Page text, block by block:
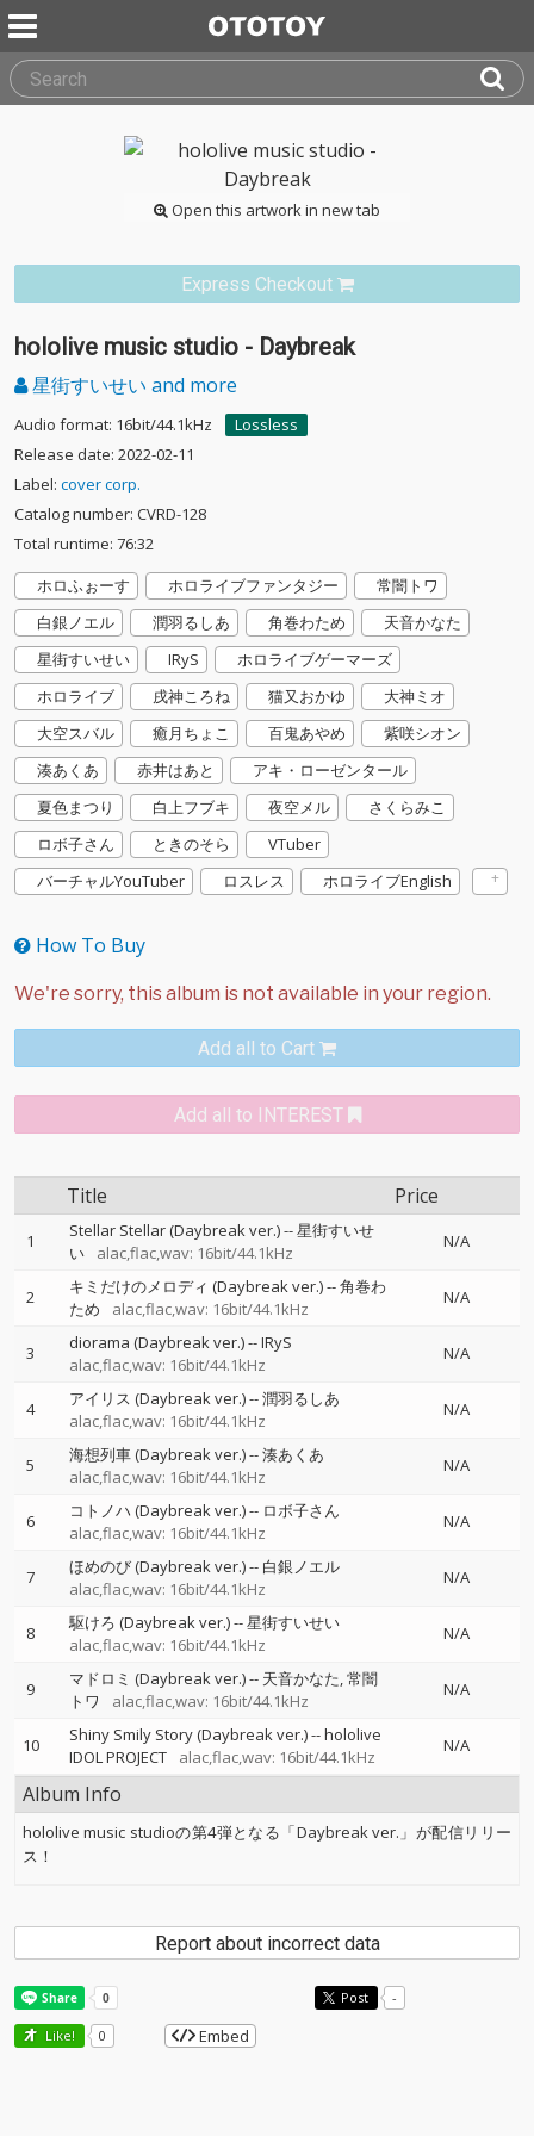
Open this artwork in new tab
Express Checkout
hololive music studio - Daybreak
星街すいせい and more
Audio format: 16bit/44.1kHz
Lossless
Release date: 2022-02-11
Label: cover corp.
Catalog number: CVRD-128
Total runtime: 76:32
ホロふぉーす
ホロライブファンタジー
常闇トワ
白銀ノエル
潤羽るしあ 角巻わため
天音かなた
星街すいせい
IRyS
ホロライブゲーマーズ
ホロライブ
戌神ころね 猫又おかゆ
大神ミオ
大空スバル
癒月ちょこ 百鬼あやめ
紫咲シオン
湊あくあ
赤井はあと
アキ・ローゼンタール
夏色まつり
白上フブキ 夜空メル
さくらみこ
ロボ子さん
ときのそら
VTuber
バーチャルYouTuber
ロスレス ホロライブEnglish
How To Buy
Add all to Cart
Add all to INTEREST
Title Price
1 Stellar Stellar (Daybreak ver.)--星街すいせ
い
alac,flac,wav: 16bit/44.1kHz
N/A
2 キミだけのメロディ (Daybreak ver.)--角巻わ
ため
alac,flac,wav: 16bit/44.1kHz
N/A
3 diorama (Daybreak ver.)--IRyS
alac,flac,wav: 16bit/44.1kHz
N/A
4 アイリス (Daybreak ver.)--潤羽るしあ
alac,flac,wav: 16bit/44.1kHz
N/A
5 海想列車 (Daybreak ver.)--湊あくあ
alac,flac,wav: 16bit/44.1kHz
N/A
6 コトノハ (Daybreak ver.)-- ロボ子さん
alac,flac,wav: 16bit/44.1kHz
N/A
7 ほめのび (Daybreak ver.)-- 白銀ノエル
alac,flac,wav: 16bit/44.1kHz
N/A
8 駆けろ (Daybreak ver.)--星街すいせい
alac,flac,wav: 16bit/44.1kHz
N/A
9 マドロミ (Daybreak ver.)-- 天音かなた 常闇
トワ
alac,flac,wav: 16bit/44.1kHz
N/A
10 Shiny Smily Story (Daybreak ver.)--hololive
IDOL PROJECT
alac,flac,wav: 16bit/44.1kHz
N/A
Album Info
hololive music studioの第4弾となる「Daybreak ver.」が配信リリー
ス！
Report about incorrect data
Post -
Like! 0 Embed